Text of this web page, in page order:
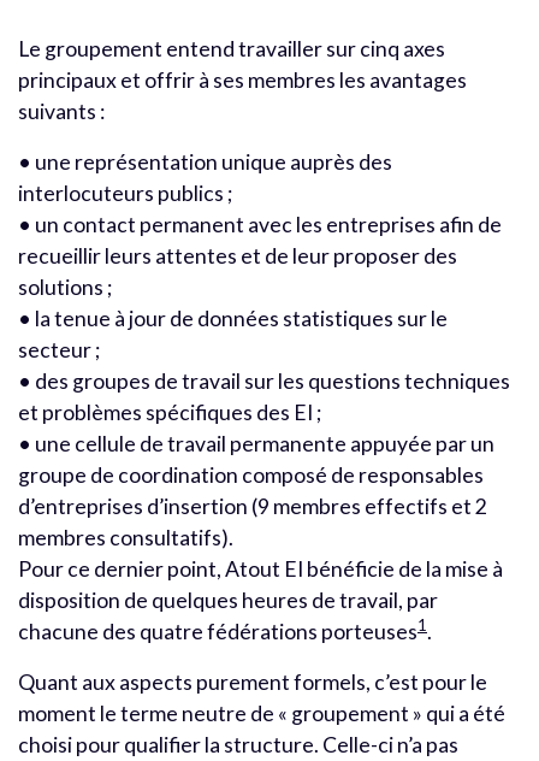
Le groupement entend travailler sur cinq axes
principaux et offrir à ses membres les avantages
suivants :
• une représentation unique auprès des
interlocuteurs publics ;
• un contact permanent avec les entreprises afin de
recueillir leurs attentes et de leur proposer des
solutions ;
• la tenue à jour de données statistiques sur le
secteur ;
• des groupes de travail sur les questions techniques
et problèmes spécifiques des EI ;
• une cellule de travail permanente appuyée par un
groupe de coordination composé de responsables
d’entreprises d’insertion (9 membres effectifs et 2
membres consultatifs).
Pour ce dernier point, Atout EI bénéficie de la mise à
disposition de quelques heures de travail, par
chacune des quatre fédérations porteuses1.
Quant aux aspects purement formels, c’est pour le
moment le terme neutre de « groupement » qui a été
choisi pour qualifier la structure. Celle-ci n’a pas